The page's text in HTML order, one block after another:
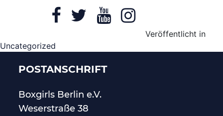
Veröffentlicht in
Uncategorized
POSTANSCHRIFT
Boxgirls Berline.V.
Weserstraße 38